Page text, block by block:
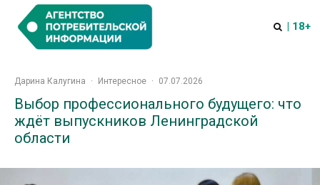
| 18+
Дарина Калугина · Интересное · 07.07.2026
Выбор профессионального будущего: что
ждёт выпускников Ленинградской
области